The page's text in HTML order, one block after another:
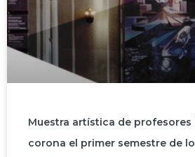
Muestra artística de
corona el primer semestre de